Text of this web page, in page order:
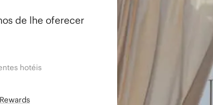
de lhe oferecer
hotéis